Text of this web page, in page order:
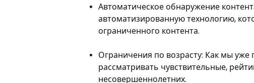
Автоматическое обнаружение
автоматизированную технологию,
ограниченного контента.
Ограничения по возрасту: Как мы уже
рассматривать чувствительные,
несовершеннолетних.